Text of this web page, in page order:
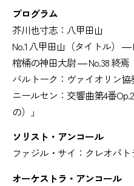
プログラム
芥川也寸志：八甲田山
No.1 八甲田山（タイトル） ―
棺桶の神田大尉 ― No.38 終焉
バルトーク：ヴァイオリン協
ニールセン：交響曲第4番
の）」
ソリスト・アンコール
ファジル・サイ：クレオパト
オーケストラ・アンコール